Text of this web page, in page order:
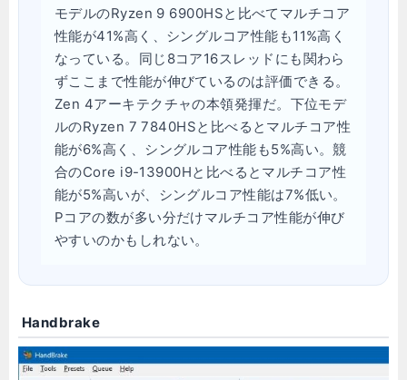
モデルのRyzen 9 6900HSと比べてマルチコア
性能が41%高く、シングルコア性能も11%高く
なっている。同じ8コア16スレッドにも関わら
ずここまで性能が伸びているのは評価できる。
Zen 4アーキテクチャの本領発揮だ。下位モデ
ルのRyzen 7 7840HSと比べるとマルチコア性
能が6%高く、シングルコア性能も5%高い。競
合のCore i9-13900Hと比べるとマルチコア性
能が5%高いが、シングルコア性能は7%低い。
Pコアの数が多い分だけマルチコア性能が伸び
やすいのかもしれない。
Handbrake